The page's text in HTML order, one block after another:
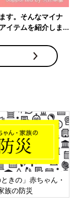
妊婦さん同士で情
借りられる「グッ
リルームの２種類
＞
。
す。そんなマイナ
イテムを紹介しま
ときの」赤ちゃん・
族の防災